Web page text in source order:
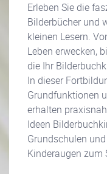
Erleben Sie die
Bilderbücher und
kleinen Lesern.
Leben erwecken,
die Ihr
In dieser
Grundfunktionen
erhalten
Ideen
Grundschulen
Kinderaugen zum